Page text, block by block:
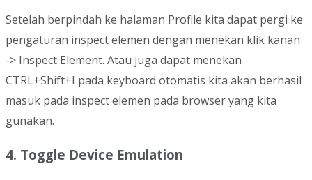
Setelah berpindah ke halaman Profile kita dapat pergi ke
pengaturan inspect elemen dengan menekan klik kanan
-> Inspect Element. Atau juga dapat menekan
CTRL+Shift+I pada keyboard otomatis kita akan berhasil
masuk pada inspect elemen pada browser yang kita
gunakan.
4. Toggle Device Emulation